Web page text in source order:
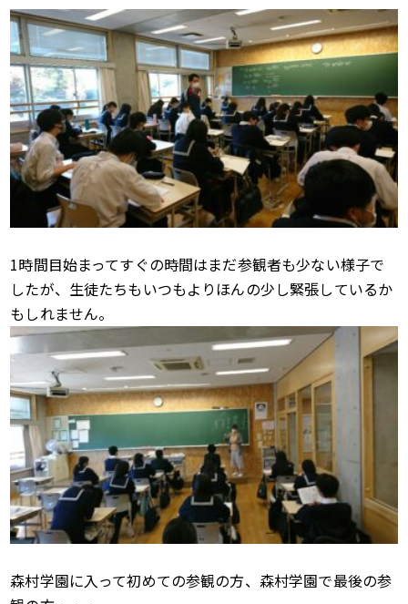
1時間目始まってすぐの時間はまだ参観者も少ない様子で
したが、生徒たちもいつもよりほんの少し緊張しているか
もしれません。
森村学園に入って初めての参観の方、森村学園で最後の参